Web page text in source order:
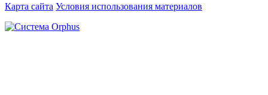
Карта сайта Условия использования материалов